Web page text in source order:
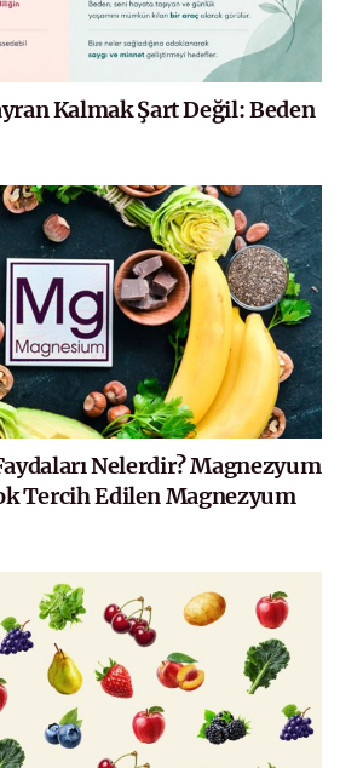
Kalmak Şart Değil: Beden
Nelerdir? Magnezyum
Tercih Edilen Magnezyum